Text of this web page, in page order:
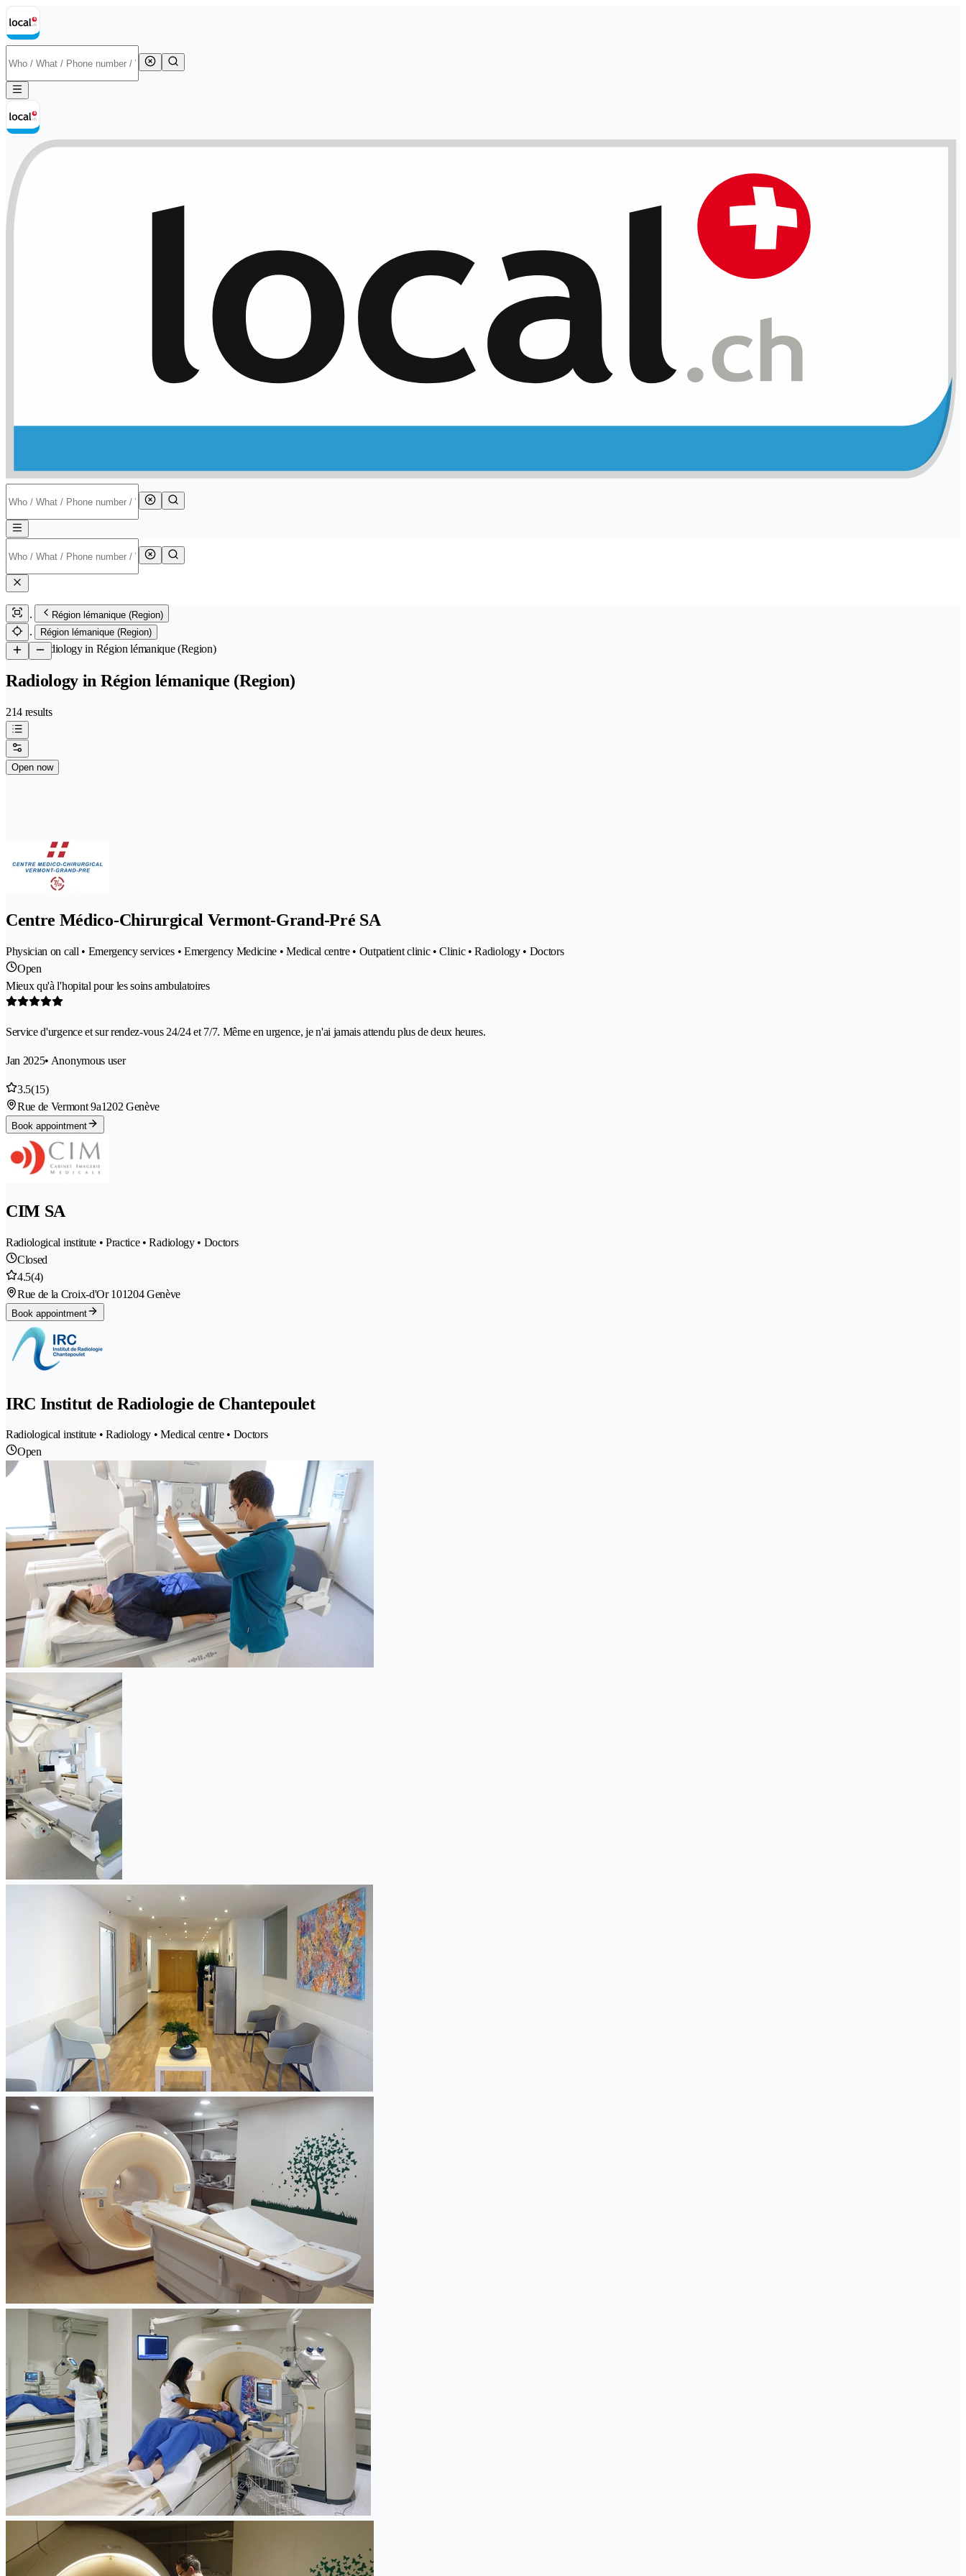
Région lémanique (Region)
Région lémanique (Region)
/Radiology in Région lémanique (Region)
Radiology in Région lémanique (Region)
214 results
Open now
Centre Médico-Chirurgical Vermont-Grand-Pré SA
Physician on call • Emergency services • Emergency Medicine • Medical centre • Outpatient clinic • Clinic • Radiology • Doctors
Open
Mieux qu'à l'hopital pour les soins ambulatoires
Service d'urgence et sur rendez-vous 24/24 et 7/7. Même en urgence, je n'ai jamais attendu plus de deux heures.
Jan 2025• Anonymous user
3.5(15)
Rue de Vermont 9a1202 Genève
Book appointment
CIM SA
Radiological institute • Practice • Radiology • Doctors
Closed
4.5(4)
Rue de la Croix-d'Or 101204 Genève
Book appointment
IRC Institut de Radiologie de Chantepoulet
Radiological institute • Radiology • Medical centre • Doctors
Open